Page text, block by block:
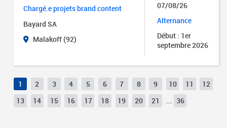
Chargé.e projets brand content
Bayard SA
Malakoff (92)
07/08/26
Alternance
Début : 1er
septembre 2026
1 2 3 4 5 6 7 8 9 10 11
12
13
14 15 16 17 18 19 20 21 ... 36